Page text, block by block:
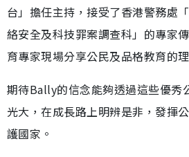
台」擔任主持，接受了香港警務處
絡安全及科技罪案調查科」的專家
育專家現場分享公民及品格教育的
期待Bally的信念能夠透過這些優秀
光大，在成長路上明辨是非，發揮
護國家。